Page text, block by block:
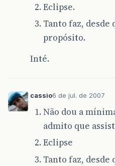
Eclipse.
Tanto faz, desde
propósito.
Inté.
cassio6 de jul. de 2007
Não dou a
admito que
Eclipse
Tanto faz, desde